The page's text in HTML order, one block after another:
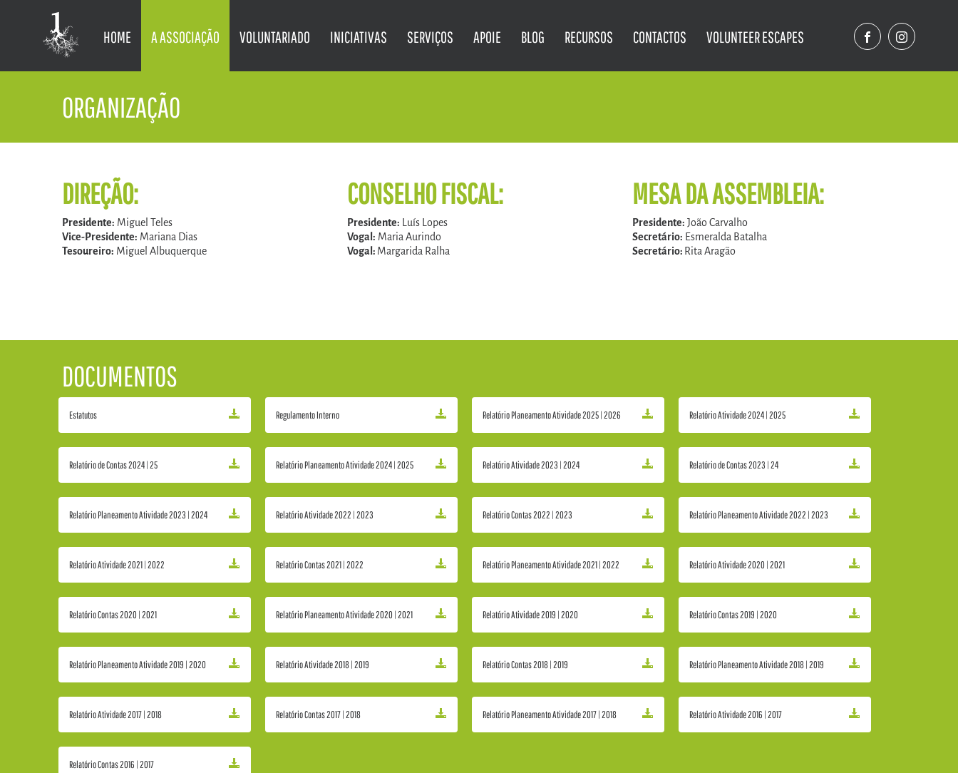
HOME A ASSOCIAÇÃO VOLUNTARIADO INICIATIVAS SERVIÇOS APOIE BLOG RECURSOS CONTACTOS VOLUNTEER ESCAPES
ORGANIZAÇÃO
DIREÇÃO:
Presidente: Miguel Teles
Vice-Presidente: Mariana Dias
Tesoureiro: Miguel Albuquerque
CONSELHO FISCAL:
Presidente: Luís Lopes
Vogal: Maria Aurindo
Vogal: Margarida Ralha
MESA DA ASSEMBLEIA:
Presidente: João Carvalho
Secretário: Esmeralda Batalha
Secretário: Rita Aragão
DOCUMENTOS
Estatutos Regulamento Interno Relatório Planeamento Atividade 2025 | 2026 Relatório Atividade 2024 | 2025
Relatório de Contas 2024 | 25 Relatório Planeamento Atividade 2024 | 2025 Relatório Atividade 2023 | 2024 Relatório de Contas 2023 | 24
Relatório Planeamento Atividade 2023 | 2024 Relatório Atividade 2022 | 2023 Relatório Contas 2022 | 2023 Relatório Planeamento Atividade 2022 | 2023
Relatório Atividade 2021 | 2022 Relatório Contas 2021 | 2022 Relatório Planeamento Atividade 2021 | 2022 Relatório Atividade 2020 | 2021
Relatório Contas 2020 | 2021 Relatório Planeamento Atividade 2020 | 2021 Relatório Atividade 2019 | 2020 Relatório Contas 2019 | 2020
Relatório Planeamento Atividade 2019 | 2020 Relatório Atividade 2018 | 2019 Relatório Contas 2018 | 2019 Relatório Planeamento Atividade 2018 | 2019
Relatório Atividade 2017 | 2018 Relatório Contas 2017 | 2018 Relatório Planeamento Atividade 2017 | 2018 Relatório Atividade 2016 | 2017
Relatório Contas 2016 | 2017